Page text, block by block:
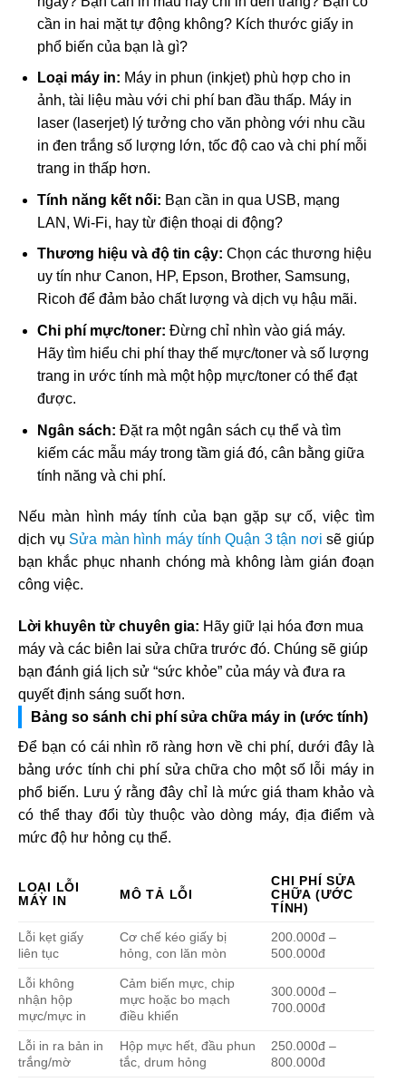
cần in hai mặt tự động không? Kích thước giấy in
phổ biến của bạn là gì?
Loại máy in: Máy in phun (inkjet) phù hợp cho in
ảnh, tài liệu màu với chi phí ban đầu thấp. Máy in
laser (laserjet) lý tưởng cho văn phòng với nhu cầu
in đen trắng số lượng lớn, tốc độ cao và chi phí mỗi
trang in thấp hơn.
Tính năng kết nối: Bạn cần in qua USB, mạng
LAN, Wi-Fi, hay từ điện thoại di động?
Thương hiệu và độ tin cậy: Chọn các thương hiệu
uy tín như Canon, HP, Epson, Brother, Samsung,
Ricoh để đảm bảo chất lượng và dịch vụ hậu mãi.
Chi phí mực/toner: Đừng chỉ nhìn vào giá máy.
Hãy tìm hiểu chi phí thay thế mực/toner và số lượng
trang in ước tính mà một hộp mực/toner có thể đạt
được.
Ngân sách: Đặt ra một ngân sách cụ thể và tìm
kiếm các mẫu máy trong tầm giá đó, cân bằng giữa
tính năng và chi phí.
Nếu màn hình máy tính của bạn gặp sự cố, việc tìm
dịch vụ Sửa màn hình máy tính Quận 3 tận nơi sẽ giúp
bạn khắc phục nhanh chóng mà không làm gián đoạn
công việc.
Lời khuyên từ chuyên gia: Hãy giữ lại hóa đơn mua
máy và các biên lai sửa chữa trước đó. Chúng sẽ giúp
bạn đánh giá lịch sử “sức khỏe” của máy và đưa ra
quyết định sáng suốt hơn.
Bảng so sánh chi phí sửa chữa máy in (ước tính)
Để bạn có cái nhìn rõ ràng hơn về chi phí, dưới đây là
bảng ước tính chi phí sửa chữa cho một số lỗi máy in
phổ biến. Lưu ý rằng đây chỉ là mức giá tham khảo và
có thể thay đổi tùy thuộc vào dòng máy, địa điểm và
mức độ hư hỏng cụ thể.
LOẠI LỖI
MÁY IN
MÔ TẢ LỖI
CHI PHÍ SỬA
CHỮA (ƯỚC
TÍNH)
Lỗi kẹt giấy
liên tục
Cơ chế kéo giấy bị
hỏng, con lăn mòn
200.000đ –
500.000đ
Lỗi không
nhận hộp
mực/mực in
Cảm biến mực, chip
mực hoặc bo mạch
điều khiển
300.000đ –
700.000đ
Lỗi in ra bản in
trắng/mờ
Hộp mực hết, đầu phun
tắc, drum hỏng
250.000đ –
800.000đ